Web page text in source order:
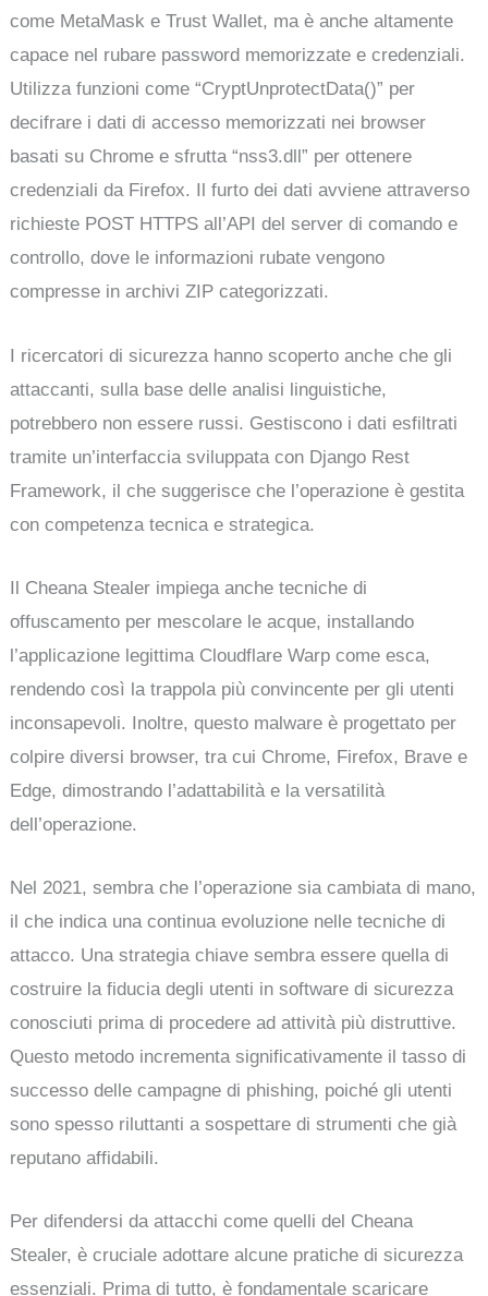
come MetaMask e Trust Wallet, ma è anche altamente
capace nel rubare password memorizzate e credenziali.
Utilizza funzioni come “CryptUnprotectData()” per
decifrare i dati di accesso memorizzati nei browser
basati su Chrome e sfrutta “nss3.dll” per ottenere
credenziali da Firefox. Il furto dei dati avviene attraverso
richieste POST HTTPS all’API del server di comando e
controllo, dove le informazioni rubate vengono
compresse in archivi ZIP categorizzati.
I ricercatori di sicurezza hanno scoperto anche che gli
attaccanti, sulla base delle analisi linguistiche,
potrebbero non essere russi. Gestiscono i dati esfiltrati
tramite un’interfaccia sviluppata con Django Rest
Framework, il che suggerisce che l’operazione è gestita
con competenza tecnica e strategica.
Il Cheana Stealer impiega anche tecniche di
offuscamento per mescolare le acque, installando
l’applicazione legittima Cloudflare Warp come esca,
rendendo così la trappola più convincente per gli utenti
inconsapevoli. Inoltre, questo malware è progettato per
colpire diversi browser, tra cui Chrome, Firefox, Brave e
Edge, dimostrando l’adattabilità e la versatilità
dell’operazione.
Nel 2021, sembra che l’operazione sia cambiata di mano,
il che indica una continua evoluzione nelle tecniche di
attacco. Una strategia chiave sembra essere quella di
costruire la fiducia degli utenti in software di sicurezza
conosciuti prima di procedere ad attività più distruttive.
Questo metodo incrementa significativamente il tasso di
successo delle campagne di phishing, poiché gli utenti
sono spesso riluttanti a sospettare di strumenti che già
reputano affidabili.
Per difendersi da attacchi come quelli del Cheana
Stealer, è cruciale adottare alcune pratiche di sicurezza
essenziali. Prima di tutto, è fondamentale scaricare